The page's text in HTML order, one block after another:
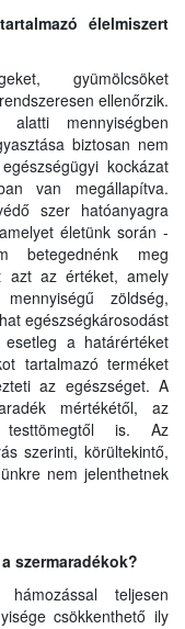
élelmiszert
gyümölcsöket
ellenőrzik.
mennyiségben
biztosan nem
kockázat
van megállapítva.
szer hatóanyagra
életünk során -
betegednénk meg
azt az értéket, amely
zöldség,
egészségkárosodást
a határértéket
tartalmazó terméket
az egészséget. A
mértékétől, az
is. Az
szerinti, körültekintő,
nem jelenthetnek
szermaradékok?
hámozással teljesen
csökkenthető ily